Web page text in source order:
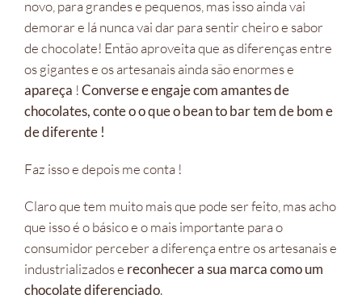
novo, para grandes e pequenos, mas isso ainda vai
demorar e lá nunca vai dar para sentir cheiro e sabor
de chocolate! Então aproveita que as diferenças entre
os gigantes e os artesanais ainda são enormes e
apareça !Converse e engaje com amantes de
chocolates, conte o o que o bean to bar tem de bom e
de diferente !
Faz isso e depois me conta !
Claro que tem muito mais que pode ser feito, mas acho
que isso é o básico e o mais importante para o
consumidor perceber a diferença entre os artesanais e
industrializados e reconhecer a sua marca como um
chocolate diferenciado.